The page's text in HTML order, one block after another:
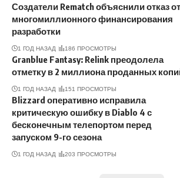
Создатели Rematch объяснили отказ от
многомиллионного финансирования
разработки
1 ГОД НАЗАД 186 ПРОСМОТРЫ
Granblue Fantasy: Relink преодолела
отметку в 2 миллиона проданных
1 ГОД НАЗАД 151 ПРОСМОТРЫ
Blizzard оперативно исправила
критическую ошибку в Diablo 4 с
бесконечным телепортом перед
запуском 9-го сезона
1 ГОД НАЗАД 203 ПРОСМОТРЫ